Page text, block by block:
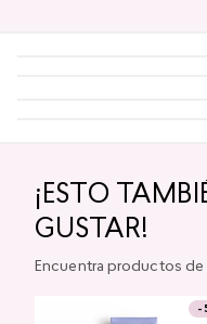
¡ESTO
GUSTAR!
Encuentra productos de
-